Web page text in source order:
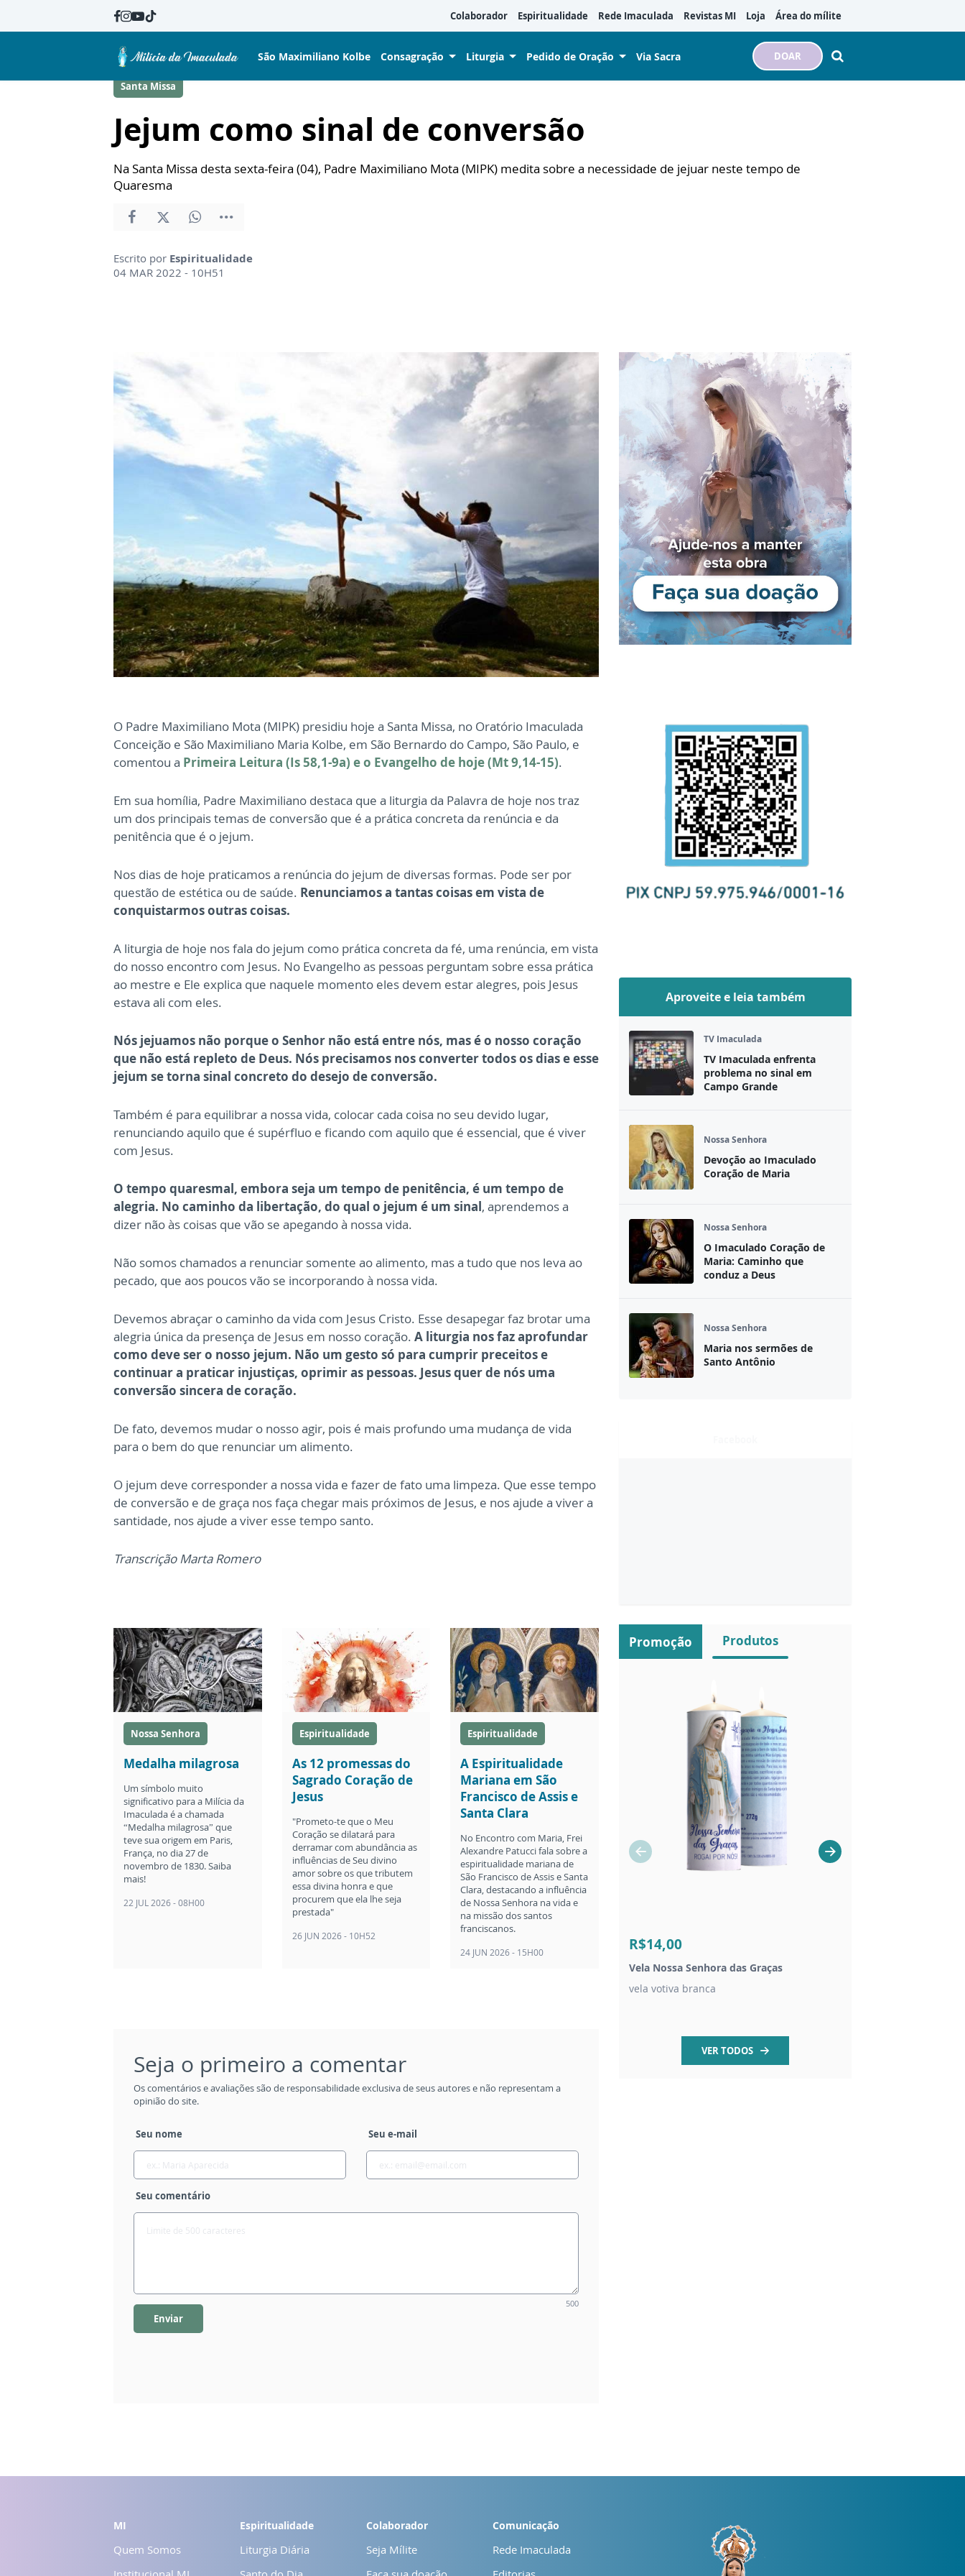
Colaborador Espiritualidade Rede Imaculada Revistas MI Loja Área do mílite
São Maximiliano Kolbe Consagração Liturgia Pedido de Oração Via Sacra DOAR
Santa Missa
Jejum como sinal de conversão
Na Santa Missa desta sexta-feira (04), Padre Maximiliano Mota (MIPK) medita sobre a necessidade de jejuar neste tempo de
Quaresma
Escrito por Espiritualidade
04 MAR 2022 - 10H51
O Padre Maximiliano Mota (MIPK) presidiu hoje a Santa Missa, no Oratório Imaculada
Conceição e São Maximiliano Maria Kolbe, em São Bernardo do Campo, São Paulo, e
comentou a Primeira Leitura (Is 58,1-9a) e o Evangelho de hoje (Mt 9,14-15).
Em sua homília, Padre Maximiliano destaca que a liturgia da Palavra de hoje nos traz
um dos principais temas de conversão que é a prática concreta da renúncia e da
penitência que é o jejum.
Nos dias de hoje praticamos a renúncia do jejum de diversas formas. Pode ser por
questão de estética ou de saúde. Renunciamos a tantas coisas em vista de
conquistarmos outras coisas.
A liturgia de hoje nos fala do jejum como prática concreta da fé, uma renúncia, em vista
do nosso encontro com Jesus. No Evangelho as pessoas perguntam sobre essa prática
ao mestre e Ele explica que naquele momento eles devem estar alegres, pois Jesus
estava ali com eles.
Nós jejuamos não porque o Senhor não está entre nós, mas é o nosso coração
que não está repleto de Deus. Nós precisamos nos converter todos os dias e esse
jejum se torna sinal concreto do desejo de conversão.
Também é para equilibrar a nossa vida, colocar cada coisa no seu devido lugar,
renunciando aquilo que é supérfluo e ficando com aquilo que é essencial, que é viver
com Jesus.
O tempo quaresmal, embora seja um tempo de penitência, é um tempo de
alegria. No caminho da libertação, do qual o jejum é um sinal, aprendemos a
dizer não às coisas que vão se apegando à nossa vida.
Não somos chamados a renunciar somente ao alimento, mas a tudo que nos leva ao
pecado, que aos poucos vão se incorporando à nossa vida.
Devemos abraçar o caminho da vida com Jesus Cristo. Esse desapegar faz brotar uma
alegria única da presença de Jesus em nosso coração. A liturgia nos faz aprofundar
como deve ser o nosso jejum. Não um gesto só para cumprir preceitos e
continuar a praticar injustiças, oprimir as pessoas. Jesus quer de nós uma
conversão sincera de coração.
De fato, devemos mudar o nosso agir, pois é mais profundo uma mudança de vida
para o bem do que renunciar um alimento.
O jejum deve corresponder a nossa vida e fazer de fato uma limpeza. Que esse tempo
de conversão e de graça nos faça chegar mais próximos de Jesus, e nos ajude a viver a
santidade, nos ajude a viver esse tempo santo.
Transcrição Marta Romero
Nossa Senhora
Medalha milagrosa
Um símbolo muito
significativo para a Milícia da
Imaculada é a chamada
“Medalha milagrosa” que
teve sua origem em Paris,
França, no dia 27 de
novembro de 1830. Saiba
mais!
22 JUL 2026 - 08H00
Espiritualidade
As 12 promessas do
Sagrado Coração de
Jesus
"Prometo-te que o Meu
Coração se dilatará para
derramar com abundância as
influências de Seu divino
amor sobre os que tributem
essa divina honra e que
procurem que ela lhe seja
prestada"
26 JUN 2026 - 10H52
Espiritualidade
A Espiritualidade
Mariana em São
Francisco de Assis e
Santa Clara
No Encontro com Maria, Frei
Alexandre Patucci fala sobre a
espiritualidade mariana de
São Francisco de Assis e Santa
Clara, destacando a influência
de Nossa Senhora na vida e
na missão dos santos
franciscanos.
24 JUN 2026 - 15H00
Seja o primeiro a comentar
Os comentários e avaliações são de responsabilidade exclusiva de seus autores e não representam a
opinião do site.
Seu nome Seu e-mail
Seu comentário
500
Enviar
Promoção Produtos
R$14,00
Vela Nossa Senhora das Graças
vela votiva branca
VER TODOS
Aproveite e leia também
TV Imaculada
TV Imaculada enfrenta
problema no sinal em
Campo Grande
Nossa Senhora
Devoção ao Imaculado
Coração de Maria
Nossa Senhora
O Imaculado Coração de
Maria: Caminho que
conduz a Deus
Nossa Senhora
Maria nos sermões de
Santo Antônio
MI
Quem Somos
Espiritualidade
Liturgia Diária
Colaborador
Seja Mílite
Comunicação
Rede Imaculada